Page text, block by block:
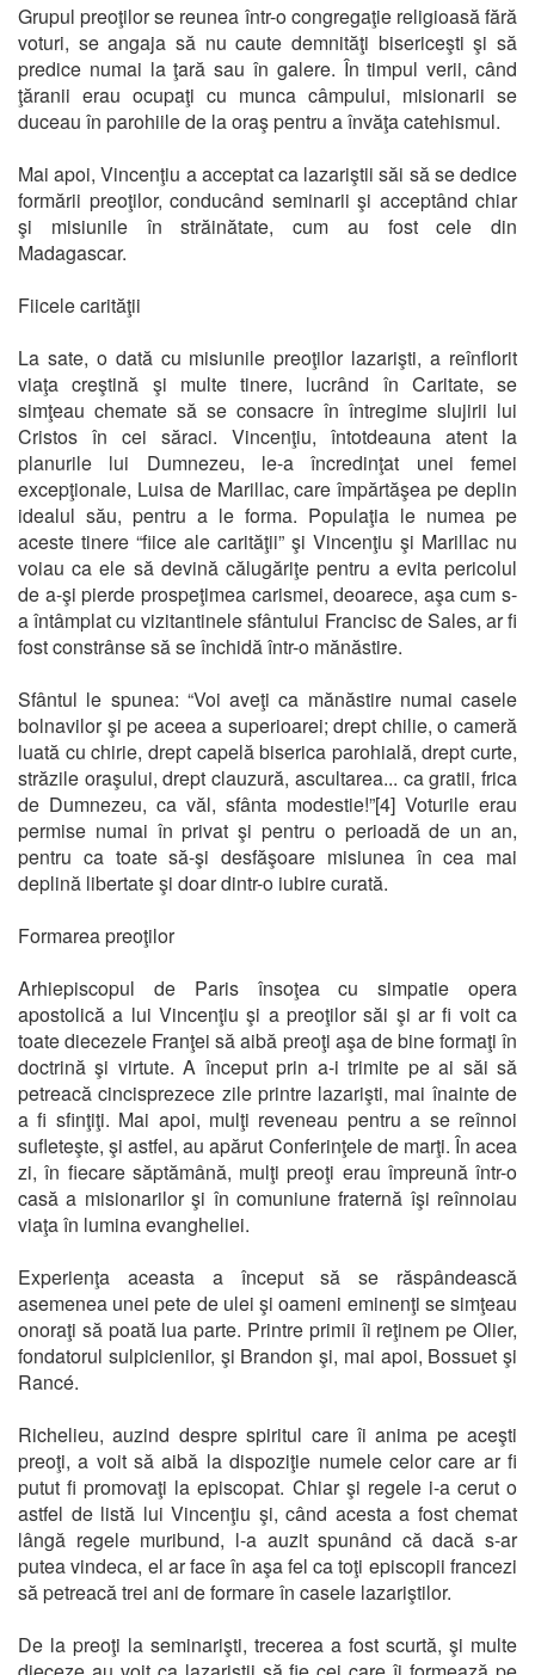
Grupul preoţilor se reunea într-o congregaţie religioasă fără
voturi, se angaja să nu caute demnităţi bisericeşti şi să
predice numai la ţară sau în galere. În timpul verii, când
ţăranii erau ocupaţi cu munca câmpului, misionarii se
duceau în parohiile de la oraş pentru a învăţa catehismul.
Mai apoi, Vincenţiu a acceptat ca lazariştii săi să se dedice
formării preoţilor, conducând seminarii şi acceptând chiar
şi misiunile în străinătate, cum au fost cele din
Madagascar.
Fiicele carităţii
La sate, o dată cu misiunile preoţilor lazarişti, a reînflorit
viaţa creştină şi multe tinere, lucrând în Caritate, se
simţeau chemate să se consacre în întregime slujirii lui
Cristos în cei săraci. Vincenţiu, întotdeauna atent la
planurile lui Dumnezeu, le-a încredinţat unei femei
excepţionale, Luisa de Marillac, care împărtăşea pe deplin
idealul său, pentru a le forma. Populaţia le numea pe
aceste tinere “fiice ale carităţii” şi Vincenţiu şi Marillac nu
voiau ca ele să devină călugăriţe pentru a evita pericolul
de a-şi pierde prospeţimea carismei, deoarece, aşa cum s-
a întâmplat cu vizitantinele sfântului Francisc de Sales, ar fi
fost constrânse să se închidă într-o mănăstire.
Sfântul le spunea: “Voi aveţi ca mănăstire numai casele
bolnavilor şi pe aceea a superioarei; drept chilie, o cameră
luată cu chirie, drept capelă biserica parohială, drept curte,
străzile oraşului, drept clauzură, ascultarea... ca gratii, frica
de Dumnezeu, ca văl, sfânta modestie!”[4] Voturile erau
permise numai în privat şi pentru o perioadă de un an,
pentru ca toate să-şi desfăşoare misiunea în cea mai
deplină libertate şi doar dintr-o iubire curată.
Formarea preoţilor
Arhiepiscopul de Paris însoţea cu simpatie opera
apostolică a lui Vincenţiu şi a preoţilor săi şi ar fi voit ca
toate diecezele Franţei să aibă preoţi aşa de bine formaţi în
doctrină şi virtute. A început prin a-i trimite pe ai săi să
petreacă cincisprezece zile printre lazarişti, mai înainte de
a fi sfinţiţi. Mai apoi, mulţi reveneau pentru a se reînnoi
sufleteşte, şi astfel, au apărut Conferinţele de marţi. În acea
zi, în fiecare săptămână, mulţi preoţi erau împreună într-o
casă a misionarilor şi în comuniune fraternă îşi reînnoiau
viaţa în lumina evangheliei.
Experienţa aceasta a început să se răspândească
asemenea unei pete de ulei şi oameni eminenţi se simţeau
onoraţi să poată lua parte. Printre primii îi reţinem pe Olier,
fondatorul sulpicienilor, şi Brandon şi, mai apoi, Bossuet şi
Rancé.
Richelieu, auzind despre spiritul care îi anima pe aceşti
preoţi, a voit să aibă la dispoziţie numele celor care ar fi
putut fi promovaţi la episcopat. Chiar şi regele i-a cerut o
astfel de listă lui Vincenţiu şi, când acesta a fost chemat
lângă regele muribund, l-a auzit spunând că dacă s-ar
putea vindeca, el ar face în aşa fel ca toţi episcopii francezi
să petreacă trei ani de formare în casele lazariştilor.
De la preoţi la seminarişti, trecerea a fost scurtă, şi multe